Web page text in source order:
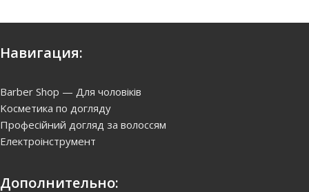
Навигация:
Barber Shop — Для чоловіків
Kосметика по догляду
Професійний догляд за волоссям
Електроінструмент
Дополнительно: